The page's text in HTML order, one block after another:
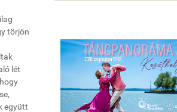
törjön
lét
együtt